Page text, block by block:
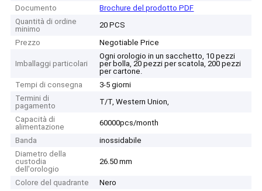
Documento
Brochure del prodotto PDF
Quantità di ordine
minimo
20 PCS
Prezzo
Negotiable Price
Imballaggi particolari
Ogni orologio in un sacchetto, 10 pezzi
per bolla, 20 pezzi per scatola, 200 pezzi
per cartone.
Tempi di consegna
3-5 giorni
Termini di
pagamento
T/T, Western Union,
Capacità di
alimentazione
60000pcs/month
Banda
inossidabile
Diametro della
custodia
dell'orologio
26.50 mm
Colore del quadrante
Nero